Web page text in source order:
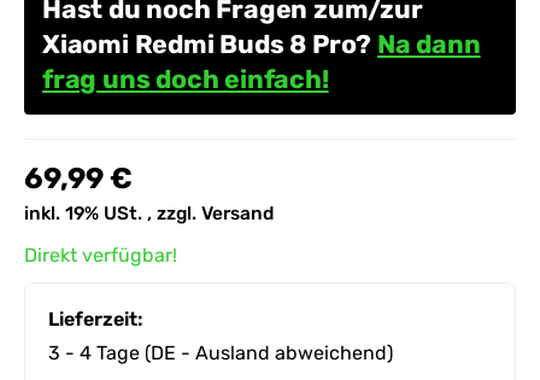
Hast du noch Fragen zum/zur
Xiaomi Redmi Buds 8 Pro? Na dann
frag uns doch einfach!
69,99 €
inkl. 19% USt. , zzgl. Versand
Direkt verfügbar!
Lieferzeit:
3 - 4 Tage (DE - Ausland abweichend)